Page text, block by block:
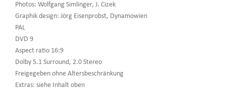
Photos: Wolfgang Simlinger, J. Cizek
Graphik design: Jörg Eisenprobst, Dynamowien
PAL
DVD 9
Aspect ratio 16:9
Dolby 5.1 Surround, 2.0 Stereo
Freigegeben ohne Altersbeschränkung
Extras: siehe Inhalt oben